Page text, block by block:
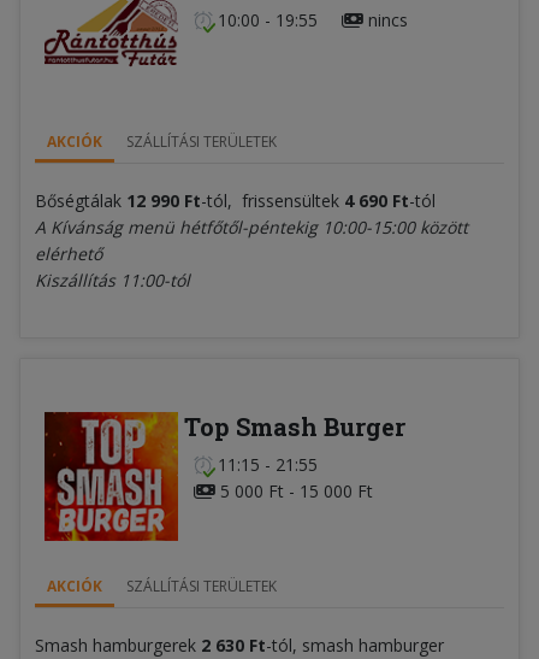
10:00 - 19:55 nincs
AKCIÓK SZÁLLÍTÁSI TERÜLETEK
Bőségtálak 12 990 Ft-tól, frissensültek 4 690 Ft-tól
A Kívánság menü hétfőtől-péntekig 10:00-15:00 között
elérhető
Kiszállítás 11:00-tól
Top Smash Burger
11:15 - 21:55
5 000 Ft - 15 000 Ft
AKCIÓK SZÁLLÍTÁSI TERÜLETEK
Smash hamburgerek 2 630 Ft-tól, smash hamburger